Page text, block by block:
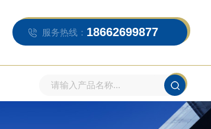
服务热线： 18662699877